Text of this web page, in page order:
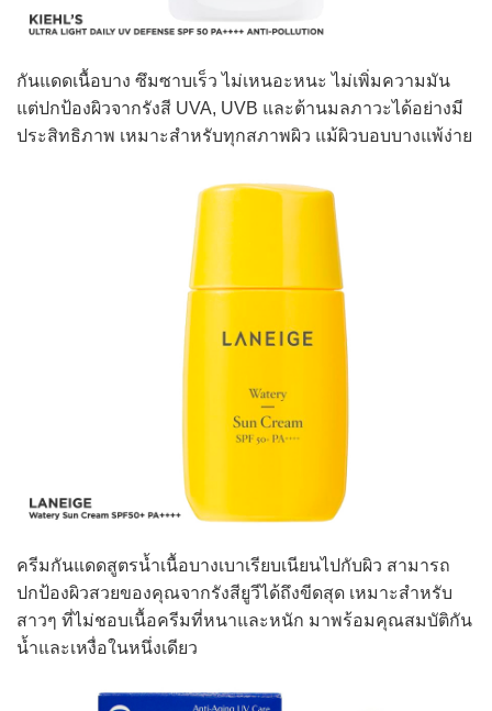
กันแดดเนื้อบาง ซึมซาบเร็ว ไม่เหนอะหนะ ไม่เพิ่มความมัน
แต่ปกป้องผิวจากรังสี UVA, UVB และต้านมลภาวะได้อย่างมี
ประสิทธิภาพ เหมาะสำหรับทุกสภาพผิว แม้ผิวบอบบางแพ้ง่าย
ครีมกันแดดสูตรน้ำเนื้อบางเบาเรียบเนียนไปกับผิว สามารถ
ปกป้องผิวสวยของคุณจากรังสียูวีได้ถึงขีดสุด เหมาะสำหรับ
สาวๆ ที่ไม่ชอบเนื้อครีมที่หนาและหนัก มาพร้อมคุณสมบัติกัน
น้ำและเหงื่อในหนึ่งเดียว